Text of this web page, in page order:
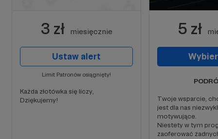
3 zł miesięcznie
Limit Patronów osiągnięty!
Każda złotówka się liczy,
Dziękujemy!
5 zł
Twoje wsparcie,
jest dla nas
motywujące.
Niestety w tym
zaoferować